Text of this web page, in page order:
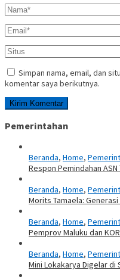
Simpan nama, email, dan
komentar saya berikutnya.
Pemerintahan
Beranda, Home,
Respon Pemindahan
Beranda, Home,
Morits Tamaela:
Beranda, Home,
Pemprov Maluku dan
Beranda, Home,
Mini Lokakarya Digelar